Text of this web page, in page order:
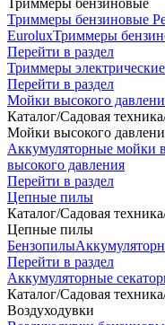
Триммеры бензиновые
Триммеры бензиновые
EuroluxТриммеры
Перейти в раздел
Триммеры электрические
Перейти в раздел
Мойки высокого
Каталог/Садовая техника
Мойки высокого
Аккумуляторные мойки
высокого давления
Перейти в раздел
Цепные пилы
Каталог/Садовая техника
Цепные пилы
Бензопилы
Перейти в раздел
Аккумуляторные
Каталог/Садовая техника
Воздуходувки